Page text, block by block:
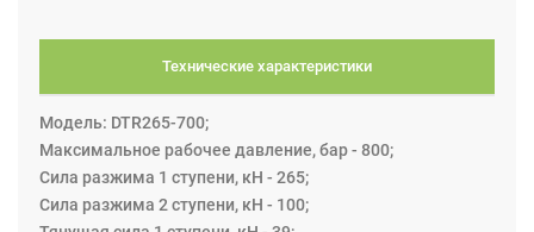
фиксации.
• Толкающие и тянущие операции.
Гидравлический цилиндр оснащен перепускным
клапаном, который предотвращает возможность его
Технические характеристики
Модель: DTR265-700;
Максимальное рабочее давление, бар - 800;
Сила разжима 1 ступени, кН - 265;
Сила разжима 2 ступени, кН - 100;